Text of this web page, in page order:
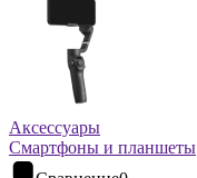
Аксессуары
Смартфоны и планшеты